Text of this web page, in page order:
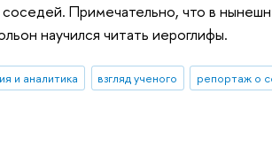
соседей. Примечательно, что в
научился читать иероглифы.
и аналитика взгляд ученого репортаж о